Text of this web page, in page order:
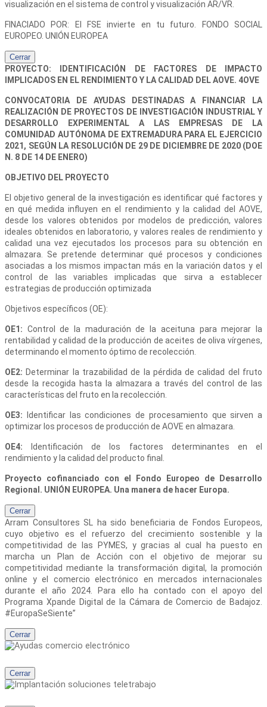
visualización en el sistema de control y visualización AR/VR.
FINACIADO POR: El FSE invierte en tu futuro. FONDO SOCIAL
EUROPEO. UNIÓN EUROPEA
Cerrar
PROYECTO: IDENTIFICACIÓN DE FACTORES DE IMPACTO
IMPLICADOS EN EL RENDIMIENTO Y LA CALIDAD DEL AOVE. 4OVE
CONVOCATORIA DE AYUDAS DESTINADAS A FINANCIAR LA
REALIZACIÓN DE PROYECTOS DE INVESTIGACIÓN INDUSTRIAL Y
DESARROLLO EXPERIMENTAL A LAS EMPRESAS DE LA
COMUNIDAD AUTÓNOMA DE EXTREMADURA PARA EL EJERCICIO
2021, SEGÚN LA RESOLUCIÓN DE 29 DE DICIEMBRE DE 2020 (DOE
N. 8 DE 14 DE ENERO)
OBJETIVO DEL PROYECTO
El objetivo general de la investigación es identificar qué factores y
en qué medida influyen en el rendimiento y la calidad del AOVE,
desde los valores obtenidos por modelos de predicción, valores
ideales obtenidos en laboratorio, y valores reales de rendimiento y
calidad una vez ejecutados los procesos para su obtención en
almazara. Se pretende determinar qué procesos y condiciones
asociadas a los mismos impactan más en la variación datos y el
control de las variables implicadas que sirva a establecer
estrategias de producción optimizada
Objetivos específicos (OE):
OE1: Control de la maduración de la aceituna para mejorar la
rentabilidad y calidad de la producción de aceites de oliva vírgenes,
determinando el momento óptimo de recolección.
OE2: Determinar la trazabilidad de la pérdida de calidad del fruto
desde la recogida hasta la almazara a través del control de las
características del fruto en la recolección.
OE3:
Identificar las condiciones de procesamiento que sirven a
optimizar los procesos de producción de AOVE en almazara.
OE4:
Identificación de los factores determinantes en el
rendimiento y la calidad del producto final.
Proyecto cofinanciado con el Fondo Europeo de Desarrollo
Regional. UNIÓN EUROPEA. Una manera de hacer Europa.
Cerrar
Arram Consultores SL ha sido beneficiaria de Fondos Europeos,
cuyo objetivo es el refuerzo del crecimiento sostenible y la
competitividad de las PYMES, y gracias al cual ha puesto en
marcha un Plan de Acción con el objetivo de mejorar su
competitividad mediante la transformación digital, la promoción
online y el comercio electrónico en mercados internacionales
durante el año 2024. Para ello ha contado con el apoyo del
Programa Xpande Digital de la Cámara de Comercio de Badajoz.
#EuropaSeSiente”
Cerrar
Cerrar